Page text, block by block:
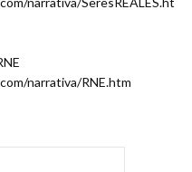
narrativa/RNE.htm